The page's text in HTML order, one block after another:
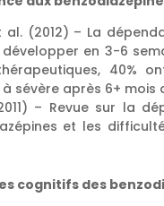
al. (2012) – La
en 3-6
40%
sévère après 6+ mois
– Revue sur la
et les
cognitifs des